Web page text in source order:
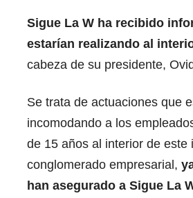
Sigue La W ha recibido
estarían realizando al
cabeza de su presidente,
Se trata de actuaciones que
incomodando a los
de 15 años al interior de este
conglomerado empresarial,
han asegurado a Sigue La